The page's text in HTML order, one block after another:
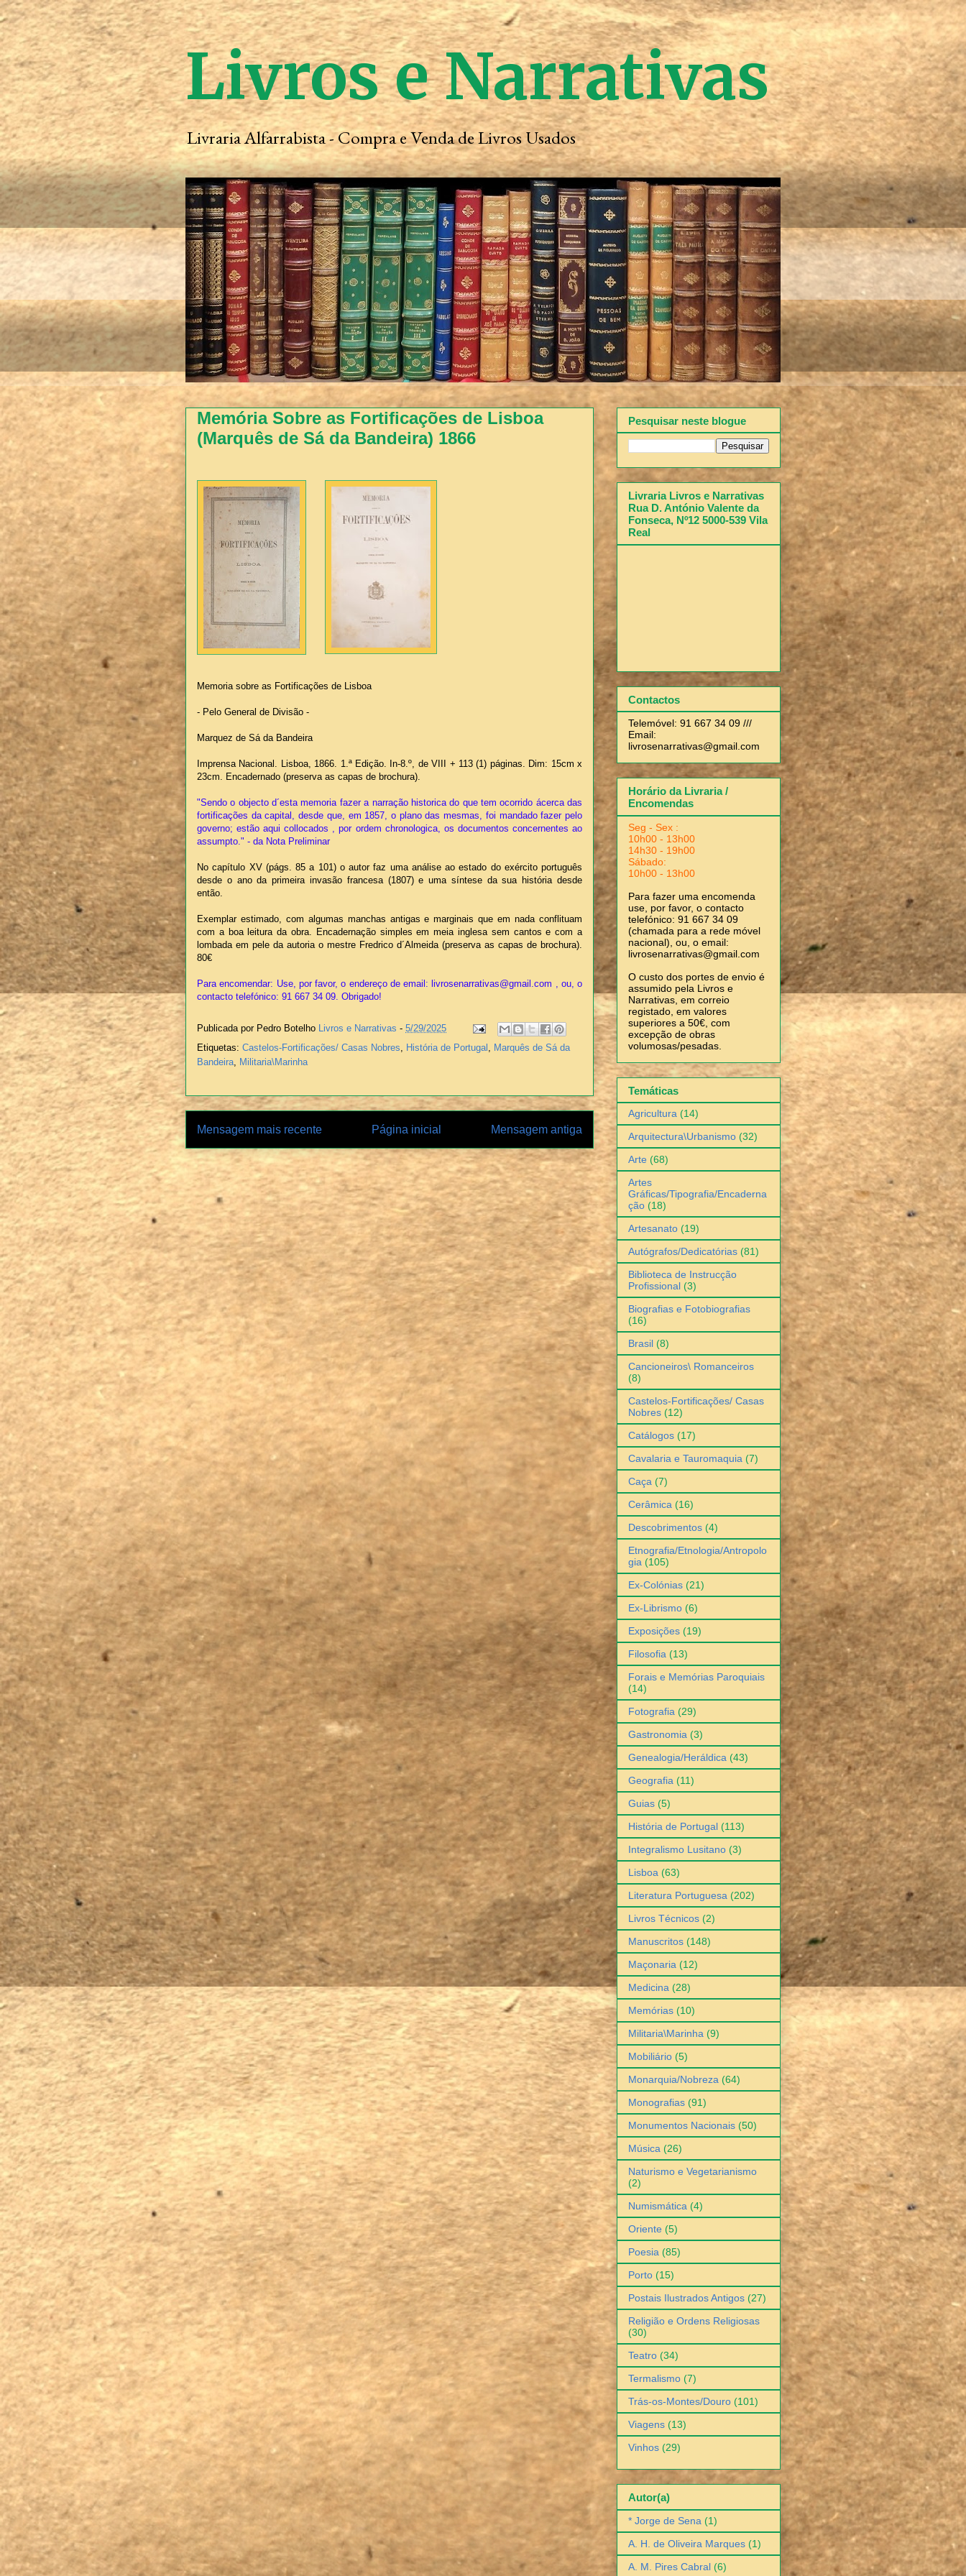
Livros e Narrativas
Livraria Alfarrabista - Compra e Venda de Livros Usados
Memória Sobre as Fortificações de Lisboa
(Marquês de Sá da Bandeira) 1866
Memoria sobre as Fortificações de Lisboa
- Pelo General de Divisão -
Marquez de Sá da Bandeira
Imprensa Nacional. Lisboa, 1866. 1.ª Edição. In-8.º, de VIII + 113 (1) páginas. Dim: 15cm x
23cm. Encadernado (preserva as capas de brochura).
"Sendo o objecto d´esta memoria fazer a narração historica do que tem ocorrido ácerca das
fortificações da capital, desde que, em 1857, o plano das mesmas, foi mandado fazer pelo
governo; estão aqui collocados , por ordem chronologica, os documentos concernentes ao
assumpto." - da Nota Preliminar
No capítulo XV (págs. 85 a 101) o autor faz uma análise ao estado do exército português
desde o ano da primeira invasão francesa (1807) e uma síntese da sua história desde
então.
Exemplar estimado, com algumas manchas antigas e marginais que em nada conflituam
com a boa leitura da obra. Encadernação simples em meia inglesa sem cantos e com a
lombada em pele da autoria o mestre Fredrico d´Almeida (preserva as capas de brochura).
80€
Para encomendar: Use, por favor, o endereço de email: livrosenarrativas@gmail.com , ou, o
contacto telefónico: 91 667 34 09. Obrigado!
Publicada por Pedro Botelho Livros e Narrativas - 5/29/2025
Etiquetas: Castelos-Fortificações/ Casas Nobres História de Portugal
Marquês de Sá da
Bandeira Militaria\Marinha
Mensagem mais recente Mensagem antiga
Página inicial
Pesquisar neste blogue
Livraria Livros e Narrativas
Rua D. António Valente da
Fonseca, Nº12 5000-539 Vila
Real
Contactos
Telemóvel: 91 667 34 09 ///
Email:
livrosenarrativas@gmail.com
Horário da Livraria /
Encomendas
Seg - Sex :
10h00 - 13h00
14h30 - 19h00
Sábado:
10h00 - 13h00
Para fazer uma encomenda
use, por favor, o contacto
telefónico: 91 667 34 09
(chamada para a rede móvel
nacional), ou, o email:
livrosenarrativas@gmail.com
O custo dos portes de envio é
assumido pela Livros e
Narrativas, em correio
registado, em valores
superiores a 50€, com
excepção de obras
volumosas/pesadas.
Temáticas
Agricultura (14)
Arquitectura\Urbanismo (32)
Arte (68)
Artes
Gráficas/Tipografia/Encaderna
ção (18)
Artesanato (19)
Autógrafos/Dedicatórias (81)
Biblioteca de Instrucção
Profissional (3)
Biografias e Fotobiografias
(16)
Brasil (8)
Cancioneiros\ Romanceiros
(8)
Castelos-Fortificações/ Casas
Nobres (12)
Catálogos (17)
Cavalaria e Tauromaquia (7)
Caça (7)
Cerâmica (16)
Descobrimentos (4)
Etnografia/Etnologia/Antropolo
gia (105)
Ex-Colónias (21)
Ex-Librismo (6)
Exposições (19)
Filosofia (13)
Forais e Memórias Paroquiais
(14)
Fotografia (29)
Gastronomia (3)
Genealogia/Heráldica (43)
Geografia (11)
Guias (5)
História de Portugal (113)
Integralismo Lusitano (3)
Lisboa (63)
Literatura Portuguesa (202)
Livros Técnicos (2)
Manuscritos (148)
Maçonaria (12)
Medicina (28)
Memórias (10)
Militaria\Marinha (9)
Mobiliário (5)
Monarquia/Nobreza (64)
Monografias (91)
Monumentos Nacionais (50)
Música (26)
Naturismo e Vegetarianismo
(2)
Numismática (4)
Oriente (5)
Poesia (85)
Porto (15)
Postais Ilustrados Antigos (27)
Religião e Ordens Religiosas
(30)
Teatro (34)
Termalismo (7)
Trás-os-Montes/Douro (101)
Viagens (13)
Vinhos (29)
Autor(a)
* Jorge de Sena (1)
A. H. de Oliveira Marques (1)
A. M. Pires Cabral (6)